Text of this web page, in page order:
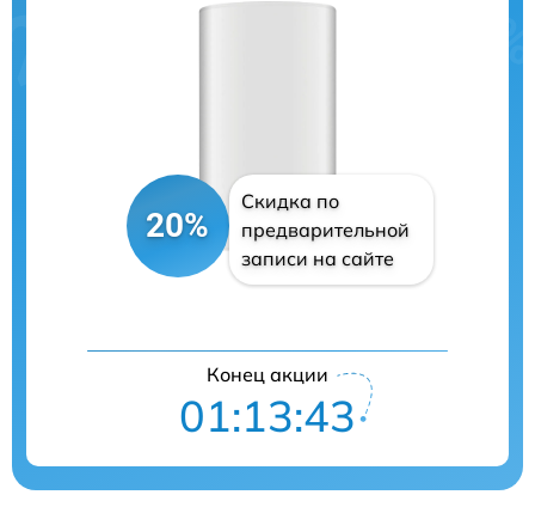
20%
Скидка по
предварительной
записи на сайте
Конец акции
01:13:43